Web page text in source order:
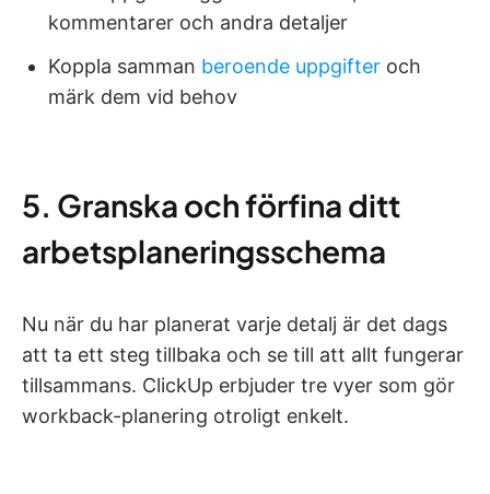
kommentarer och andra detaljer
Koppla samman beroende uppgifter och
märk dem vid behov
5. Granska och förfina ditt
arbetsplaneringsschema
Nu när du har planerat varje detalj är det dags
att ta ett steg tillbaka och se till att allt fungerar
tillsammans. ClickUp erbjuder tre vyer som gör
workback-planering otroligt enkelt.